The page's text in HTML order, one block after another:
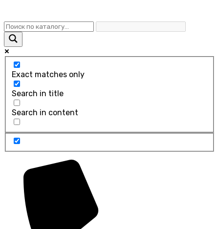
Exact matches only
Search in title
Search in content